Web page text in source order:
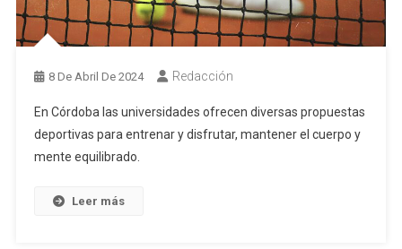
8 De Abril De 2024 Redacción
En Córdoba las universidades ofrecen diversas propuestas
deportivas para entrenar y disfrutar, mantener el cuerpo y
mente equilibrado.
Leer más